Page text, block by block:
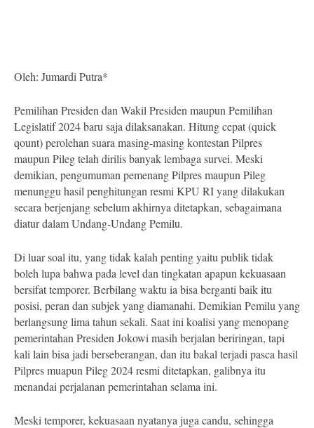
Oleh: Jumardi Putra*
Pemilihan Presiden dan Wakil Presiden maupun Pemilihan
Legislatif 2024 baru saja dilaksanakan. Hitung cepat (quick
qount) perolehan suara masing-masing kontestan Pilpres
maupun Pileg telah dirilis banyak lembaga survei. Meski
demikian, pengumuman pemenang Pilpres maupun Pileg
menunggu hasil penghitungan resmi KPU RI yang dilakukan
secara berjenjang sebelum akhirnya ditetapkan, sebagaimana
diatur dalam Undang-Undang Pemilu.
Di luar soal itu, yang tidak kalah penting yaitu publik tidak
boleh lupa bahwa pada level dan tingkatan apapun kekuasaan
bersifat temporer. Berbilang waktu ia bisa berganti baik itu
posisi, peran dan subjek yang diamanahi. Demikian Pemilu yang
berlangsung lima tahun sekali. Saat ini koalisi yang menopang
pemerintahan Presiden Jokowi masih berjalan beriringan, tapi
kali lain bisa jadi berseberangan, dan itu bakal terjadi pasca hasil
Pilpres muapun Pileg 2024 resmi ditetapkan, galibnya itu
menandai perjalanan pemerintahan selama ini.
Meski temporer, kekuasaan nyatanya juga candu, sehingga